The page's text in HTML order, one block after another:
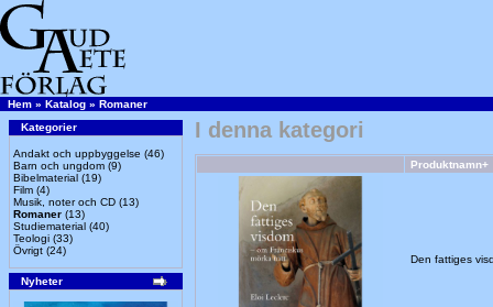
Hem » Katalog » Romaner
Kategorier
Andakt och uppbyggelse (46)
Barn och ungdom (9)
Bibelmaterial (19)
Film (4)
Musik, noter och CD (13)
Romaner (13)
Studiematerial (40)
Teologi (33)
Övrigt (24)
Nyheter
I denna kategori
Produktnamn+
Den fattiges